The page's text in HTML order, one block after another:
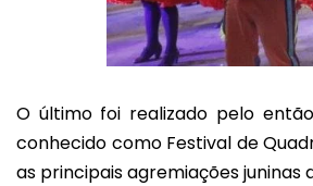
O último foi realizado pelo
conhecido como Festival de
as principais agremiações juninas